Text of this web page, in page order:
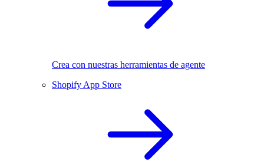
Crea con nuestras herramientas de agente
Shopify App Store